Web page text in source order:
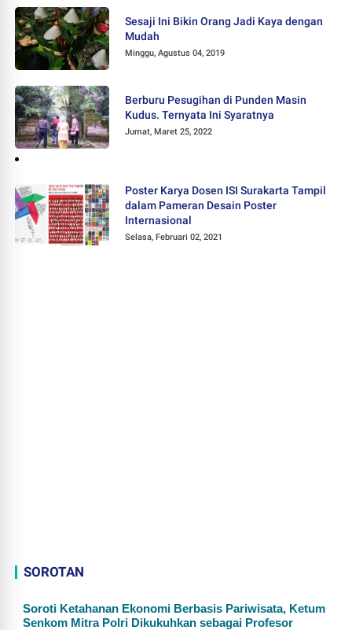
Sesaji Ini Bikin Orang Jadi Kaya dengan
Mudah
Minggu, Agustus 04, 2019
Berburu Pesugihan di Punden Masin
Kudus. Ternyata Ini Syaratnya
Jumat, Maret 25, 2022
Poster Karya Dosen ISI Surakarta Tampil
dalam Pameran Desain Poster
Internasional
Selasa, Februari 02, 2021
SOROTAN
Soroti Ketahanan Ekonomi Berbasis Pariwisata, Ketum
Senkom Mitra Polri Dikukuhkan sebagai Profesor